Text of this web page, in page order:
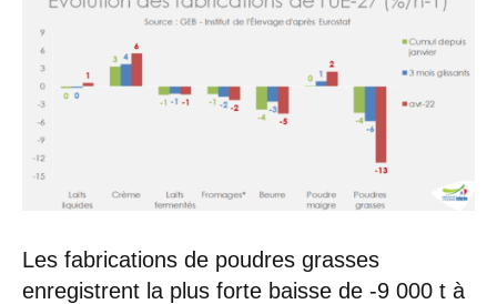
Les fabrications de poudres grasses
enregistrent la plus forte baisse de -9 000 t à